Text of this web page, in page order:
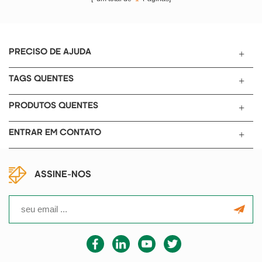
forno, a parte de tração, a parte
PRECISO DE AJUDA
TAGS QUENTES
PRODUTOS QUENTES
ENTRAR EM CONTATO
ASSINE-NOS